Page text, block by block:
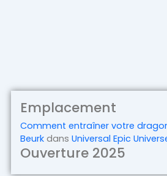
Emplacement
Comment entraîner votre
Beurkdans Universal Epic
Ouverture 2025